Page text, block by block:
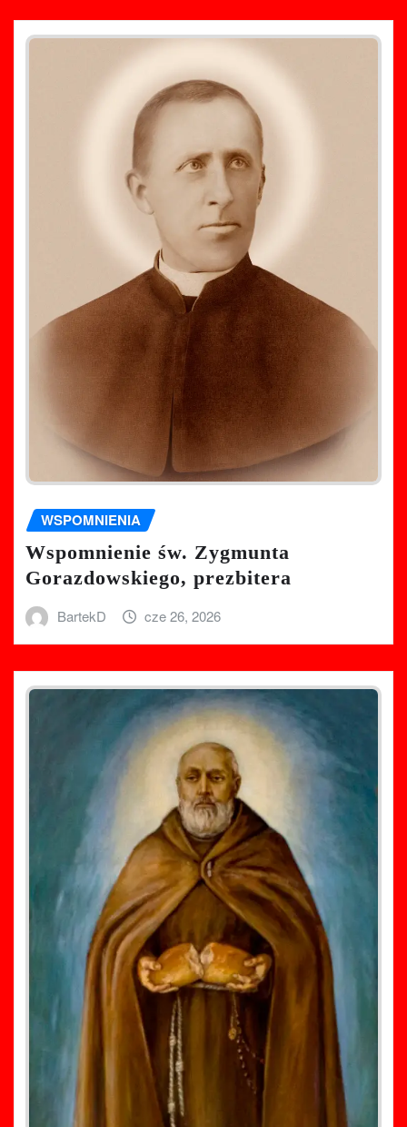
WSPOMNIENIA
Wspomnienie św. Zygmunta
Gorazdowskiego, prezbitera
BartekD cze 26, 2026